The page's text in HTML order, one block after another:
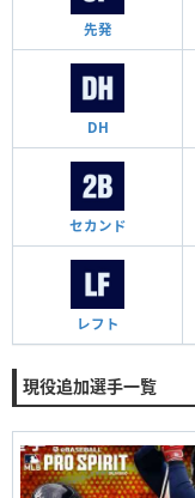
先発
DH
セカンド
レフト
現役追加選手一覧